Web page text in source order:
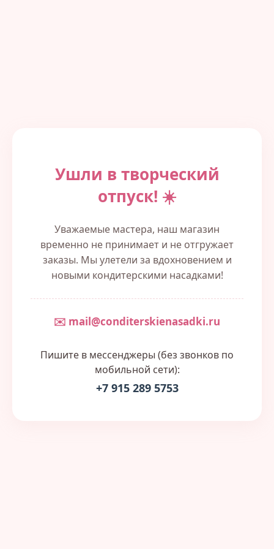
Ушли в творческий
отпуск! ☀️
Уважаемые мастера, наш магазин
временно не принимает и не отгружает
заказы. Мы улетели за вдохновением и
новыми кондитерскими насадками!
✉️ mail@conditerskienasadki.ru
Пишите в мессенджеры (без звонков по
мобильной сети):
+7 915 289 5753